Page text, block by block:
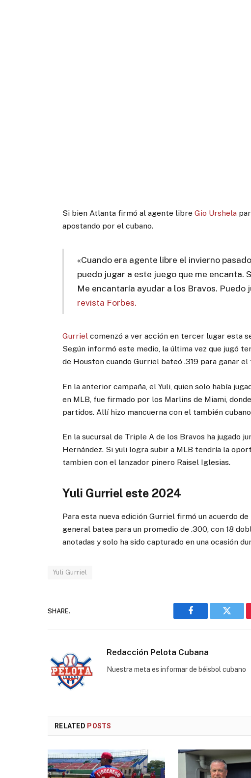
Si bien Atlanta firmó al agente libreGio Urshela
apostando por el cubano.
«Cuando era agente libre el invierno
puedo jugar a este juego que me encanta.
Me encantaría ayudar a los Bravos. Puedo
revista Forbes.
Gurriel comenzó a ver acción en tercer lugar esta
Según informó este medio, la última vez que jugó
de Houston cuando Gurriel bateó .319 para ganar
En la anterior campaña, el Yuli, quien solo había
en MLB, fue firmado por los Marlins de Miami,
partidos. Allí hizo mancuerna con el también
En la sucursal de Triple A de los Bravos ha jugado
Hernández. Si yuli logra subir a MLB tendría la
tambien con el lanzador pinero Raisel Iglesias.
Yuli Gurriel este 2024
Para esta nueva edición Gurriel firmó un acuerdo
general batea para un promedio de .300, con 18
anotadas y solo ha sido capturado en una ocasión
Yuli Gurriel
SHARE.
Facebook
Redacción Pelota Cubana
Nuestra meta es informar de béisbol cubano
RELATED POSTS